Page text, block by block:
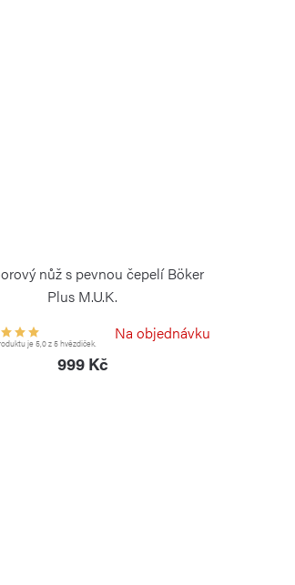
nůž s pevnou čepelí Böker
Plus M.U.K.
je 5,0 z 5 hvězdiček.
Na objednávku
999 Kč